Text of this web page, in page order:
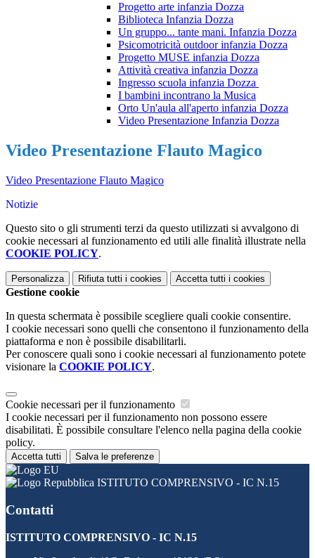
Progetto arte infanzia Dozza
Biblioteca Infanzia Dozza
Un gruppo... tante mani. Infanzia Dozza
Psicomotricità outdoor infanzia Dozza
Progetto MUSE infanzia Dozza
Attività creativa infanzia Dozza
Ingresso scuola infanzia Dozza
I bambini incontrano la Musica
Orto Un'aula all'aperto infanzia Dozza
Video Presentazione Infanzia Dozza
Video Presentazione Flauto Magico
Video Presentazione Flauto Magico
Notizie
Questo sito o gli strumenti terzi da questo utilizzati si avvalgono di
cookie necessari al funzionamento ed utili alle finalità illustrate nella
COOKIE POLICY.
Personalizza Rifiuta tutti i cookies Accetta tutti i cookies
Gestione cookie
In questa schermata è possibile scegliere quali cookie consentire.
I cookie necessari sono quelli che consentono il funzionamento della
piattaforma e non è possibile disabilitarli.
Per conoscere quali sono i cookie necessari al funzionamento potete
visionare la COOKIE POLICY.
Cookie necessari per il funzionamento
I cookie necessari per il funzionamento non possono essere
disabilitati. È possibile consultare l'elenco nella pagina della cookie
policy.
Accetta tutti Salva le preferenze
ISTITUTO COMPRENSIVO - IC N.15
Contatti
ISTITUTO COMPRENSIVO - IC N.15